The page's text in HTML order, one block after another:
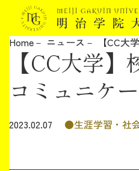
明治学院大学について
教育
研究
Home ニュース 【CC
【CC大学
コミュニケ
2023.02.07 生涯学習・社